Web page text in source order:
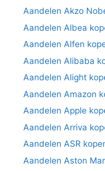
Aandelen Akzo
Aandelen Albea
Aandelen Alfen
Aandelen Alibaba
Aandelen Alight
Aandelen Amazon
Aandelen Apple
Aandelen Arriva
Aandelen ASR
Aandelen Aston